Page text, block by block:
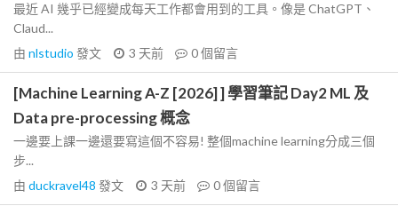
最近 AI 幾乎已經變成每天工作都會用到的工具。像是 ChatGPT、
Claud...
由 nlstudio 發文 3 天前 0個留言
[Machine Learning A-Z [2026] ] 學習筆記 Day2 ML 及
Data pre-processing 概念
一邊要上課一邊還要寫這個不容易! 整個machine learning分成三個
步...
由 duckravel48 發文 3 天前 0個留言